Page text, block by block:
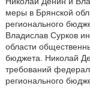
меры в Брянской
регионального
Владислав Сурков
области
бюджета. Николай
требований
регионального